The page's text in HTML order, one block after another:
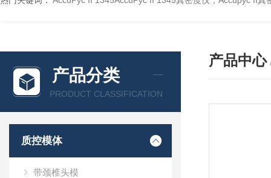
产品分类
PRODUCT CLASSIFICATION
质控模体
带颈椎头模
产品中心